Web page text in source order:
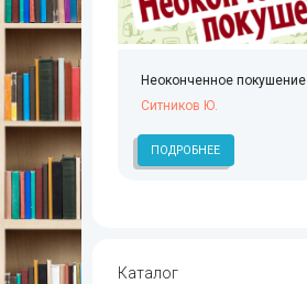
Неоконченное покушение
Ситников Ю.
ПОДРОБНЕЕ
Каталог